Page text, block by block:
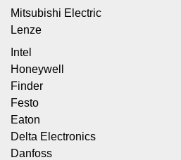
Mitsubishi Electric
Lenze
Intel
Honeywell
Finder
Festo
Eaton
Delta Electronics
Danfoss